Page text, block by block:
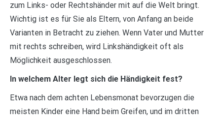
zum Links- oder Rechtshänder mit auf die Welt bringt.
Wichtig ist es für Sie als Eltern, von Anfang an beide
Varianten in Betracht zu ziehen. Wenn Vater und Mutter
mit rechts schreiben, wird Linkshändigkeit oft als
Möglichkeit ausgeschlossen.
In welchem Alter legt sich die Händigkeit fest?
Etwa nach dem achten Lebensmonat bevorzugen die
meisten Kinder eine Hand beim Greifen, und im dritten